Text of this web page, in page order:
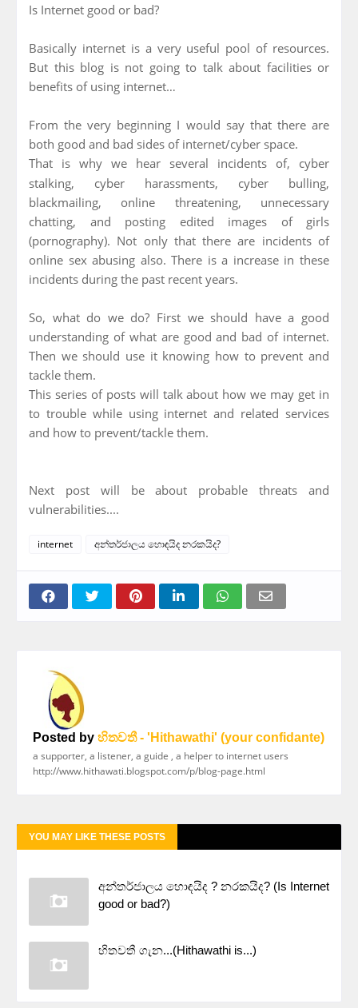
Is Internet good or bad?
Basically internet is a very useful pool of resources.
But this blog is not going to talk about facilities or
benefits of using internet…
From the very beginning I would say that there are
both good and bad sides of internet/cyber space.
That is why we hear several incidents of,
cyber
stalking, cyber harassments, cyber bulling,
blackmailing, online threatening, unnecessary
chatting, and posting edited images of girls
(pornography). Not only that there are incidents of
online sex abusing also. There is a increase in these
incidents during the past recent years.
So, what do we do? First we should have a good
understanding of what are good and bad of internet.
Then we should use it knowing how to prevent and
tackle them.
This series of posts will talk about how we may get in
to trouble while using internet and related services
and how to prevent/tackle them.
Next post will be about probable threats and
vulnerabilities....
internet අන්තර්ජාලය හොඳයිද නරකයිද?
Posted by හිතවතී - 'Hithawathi' (your confidante)
a supporter, a listener, a guide , a helper to internet users
http://www.hithawati.blogspot.com/p/blog-page.html
YOU MAY LIKE THESE POSTS
අන්තර්ජාලය හොඳයිද ? නරකයිද? (Is Internet
good or bad?)
හිතවතී ගැන...(Hithawathi is...)